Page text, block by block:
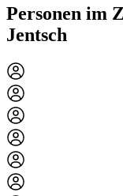
Personen im
Jentsch